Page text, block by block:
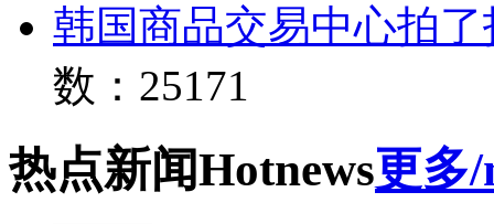
韩国商品交易中心拍
数：25171
热点新闻Hotnews更多